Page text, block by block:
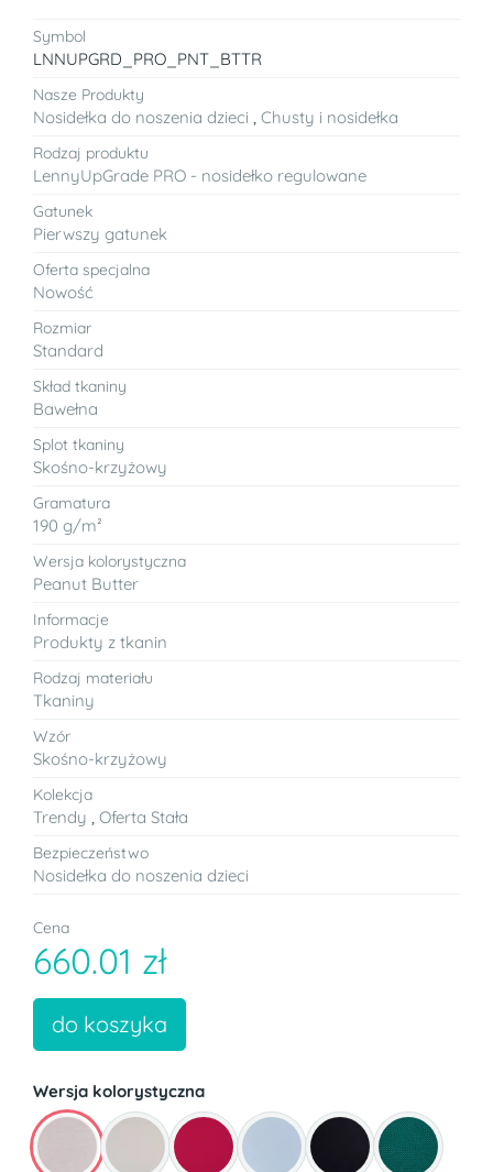
Symbol
LNNUPGRD_PRO_PNT_BTTR
Nasze Produkty
Nosidełka do noszenia dzieci Chusty i nosidełka
Rodzaj produktu
LennyUpGrade PRO - nosidełko regulowane
Gatunek
Pierwszy gatunek
Oferta specjalna
Nowość
Rozmiar
Standard
Skład tkaniny
Bawełna
Splot tkaniny
Skośno-krzyżowy
Gramatura
190 g/m²
Wersja kolorystyczna
Peanut Butter
Informacje
Produkty z tkanin
Rodzaj materiału
Tkaniny
Wzór
Skośno-krzyżowy
Kolekcja
Trendy Oferta Stała
Bezpieczeństwo
Nosidełka do noszenia dzieci
Cena
660.01 zł
do koszyka
Wersja kolorystyczna